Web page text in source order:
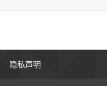
隐私声明